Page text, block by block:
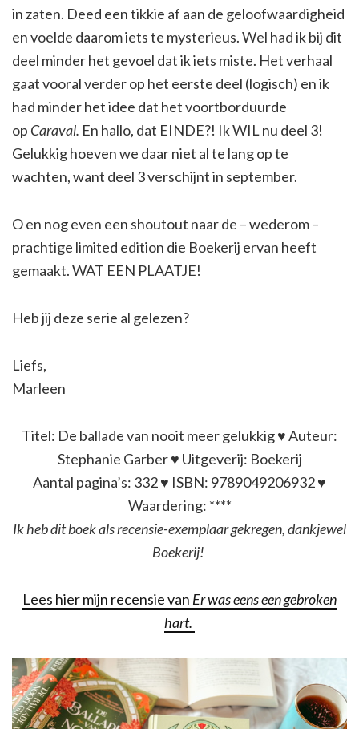
in zaten. Deed een tikkie af aan de geloofwaardigheid
en voelde daarom iets te mysterieus. Wel had ik bij dit
deel minder het gevoel dat ik iets miste. Het verhaal
gaat vooral verder op het eerste deel (logisch) en ik
had minder het idee dat het voortborduurde
op Caraval. En hallo, dat EINDE?! Ik WIL nu deel 3!
Gelukkig hoeven we daar niet al te lang op te
wachten, want deel 3 verschijnt in september.
O en nog even een shoutout naar de – wederom –
prachtige limited edition die Boekerij ervan heeft
gemaakt. WAT EEN PLAATJE!
Heb jij deze serie al gelezen?
Liefs,
Marleen
Titel: De ballade van nooit meer gelukkig ♥ Auteur:
Stephanie Garber ♥ Uitgeverij: Boekerij
Aantal pagina’s: 332 ♥ ISBN: 9789049206932 ♥
Waardering: ****
Ik heb dit boek als recensie-exemplaar gekregen, dankjewel
Boekerij!
Lees hier mijn recensie van Er was eens een gebroken
hart.